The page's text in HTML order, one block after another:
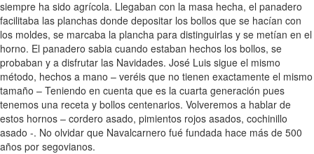
siempre ha sido agrícola. Llegaban con la masa hecha, el panadero
facilitaba las planchas donde depositar los bollos que se hacían con
los moldes, se marcaba la plancha para distinguirlas y se metían en el
horno. El panadero sabia cuando estaban hechos los bollos, se
probaban y a disfrutar las Navidades. José Luis sigue el mismo
método, hechos a mano – veréis que no tienen exactamente el mismo
tamaño – Teniendo en cuenta que es la cuarta generación pues
tenemos una receta y bollos centenarios. Volveremos a hablar de
estos hornos – cordero asado, pimientos rojos asados, cochinillo
asado -. No olvidar que Navalcarnero fué fundada hace más de 500
años por segovianos.